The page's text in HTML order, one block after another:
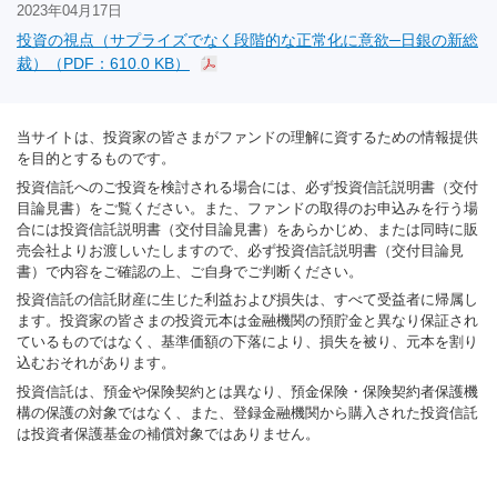
2023年04月17日
投資の視点（サプライズでなく段階的な正常化に意欲─日銀の新総
裁）（PDF：610.0 KB）
当サイトは、投資家の皆さまがファンドの理解に資するための情報提供
を目的とするものです。
投資信託へのご投資を検討される場合には、必ず投資信託説明書（交付
目論見書）をご覧ください。また、ファンドの取得のお申込みを行う場
合には投資信託説明書（交付目論見書）をあらかじめ、または同時に販
売会社よりお渡しいたしますので、必ず投資信託説明書（交付目論見
書）で内容をご確認の上、ご自身でご判断ください。
投資信託の信託財産に生じた利益および損失は、すべて受益者に帰属し
ます。投資家の皆さまの投資元本は金融機関の預貯金と異なり保証され
ているものではなく、基準価額の下落により、損失を被り、元本を割り
込むおそれがあります。
投資信託は、預金や保険契約とは異なり、預金保険・保険契約者保護機
構の保護の対象ではなく、また、登録金融機関から購入された投資信託
は投資者保護基金の補償対象ではありません。